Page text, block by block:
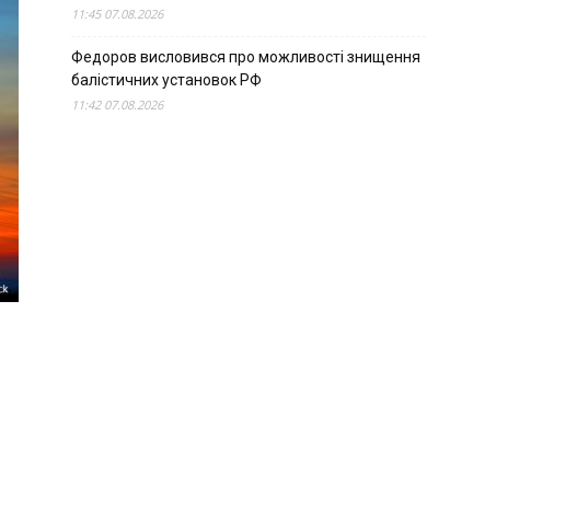
11:45 07.08.2026
Федоров висловився про можливості знищення
балістичних установок РФ
11:42 07.08.2026